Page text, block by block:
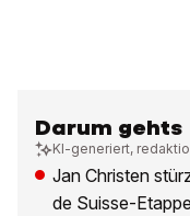
Darum gehts
KI-generiert,
Jan Christen
de Suisse-